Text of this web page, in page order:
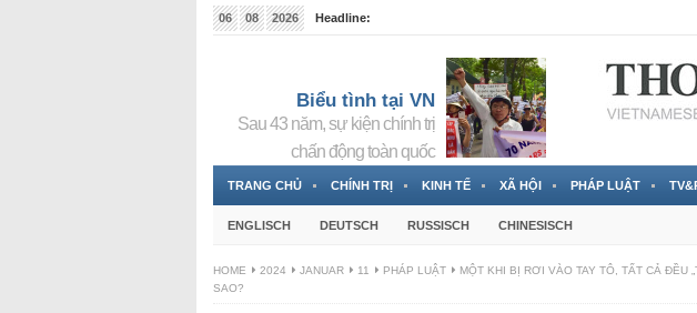
06 08 2026
Headline:
Biểu tình tại VN
Sau 43 năm, sự kiện chính trị
chấn động toàn quốc
TRANG CHỦ CHÍNH TRỊ KINH TẾ XÃ HỘI PHÁP LUẬT
ENGLISCH DEUTSCH RUSSISCH CHINESISCH
HOME 2024 JANUAR 11 PHÁP LUẬT
MỘT KHI BỊ RƠI VÀO TAY TÔ, TẤT CẢ ĐỀU
SAO?